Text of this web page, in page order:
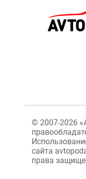
© 2007-2026
сайта
права